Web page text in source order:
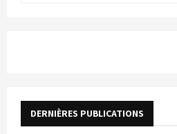
r
DERNIÈRES PUBLICATIONS